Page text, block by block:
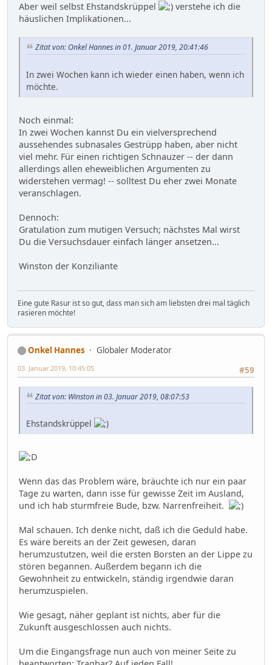
Aber weil selbst Ehstandskrüppel
verstehe ich die
häuslichen Implikationen...
Zitat von: Onkel Hannes in 01. Januar 2019, 20:41:46
In zwei Wochen kann ich wieder einen haben, wenn ich
möchte.
Noch einmal:
In zwei Wochen kannst Du ein vielversprechend
aussehendes subnasales Gestrüpp haben, aber nicht
viel mehr. Für einen richtigen Schnauzer -- der dann
allerdings allen eheweiblichen Argumenten zu
widerstehen vermag! -- solltest Du eher zwei Monate
veranschlagen.
Dennoch:
Gratulation zum mutigen Versuch; nächstes Mal wirst
Du die Versuchsdauer einfach länger ansetzen...
Winston der Konziliante
Eine gute Rasur ist so gut, dass man sich am liebsten drei mal täglich
rasieren möchte!
Onkel Hannes
Globaler Moderator
#59
03. Januar 2019, 10:45:05
Zitat von: Winston in 03. Januar 2019, 08:07:53
Ehstandskrüppel
Wenn das das Problem wäre, bräuchte ich nur ein paar
Tage zu warten, dann isse für gewisse Zeit im Ausland,
und ich hab sturmfreie Bude, bzw. Narrenfreiheit.
Mal schauen. Ich denke nicht, daß ich die Geduld habe.
Es wäre bereits an der Zeit gewesen, daran
herumzustutzen, weil die ersten Borsten an der Lippe zu
stören begannen. Außerdem begann ich die
Gewohnheit zu entwickeln, ständig irgendwie daran
herumzuspielen.
Wie gesagt, näher geplant ist nichts, aber für die
Zukunft ausgeschlossen auch nichts.
Um die Eingangsfrage nun auch von meiner Seite zu